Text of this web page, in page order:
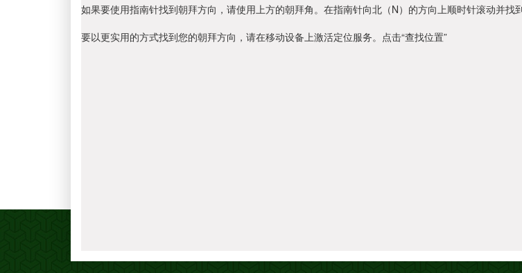
如果要使用指南针找到朝拜方向，请使用上方的朝拜角。在指南针向北（N）的方向上顺时针滚动并找
要以更实用的方式找到您的朝拜方向，请在移动设备上激活定位服务。点击“查找位置”